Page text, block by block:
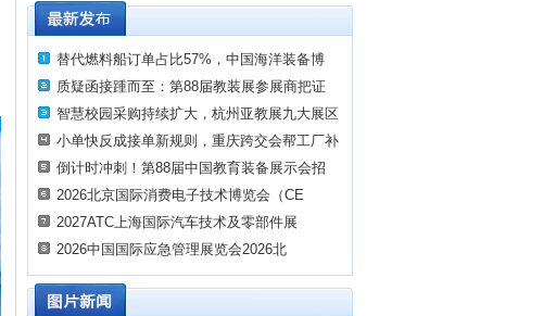
替代燃料船订单占比57%，中国海洋装备博
质疑函接踵而至：第88届教装展参展商把证
智慧校园采购持续扩大，杭州亚教展九大展区
小单快反成接单新规则，重庆跨交会帮工厂补
倒计时冲刺！第88届中国教育装备展示会招
2026北京国际消费电子技术博览会（CE
2027ATC上海国际汽车技术及零部件展
2026中国国际应急管理展览会2026北